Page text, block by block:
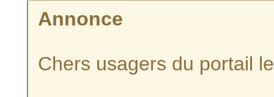
Annonce
Chers usagers du portail